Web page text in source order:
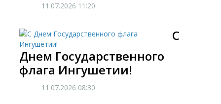
11.07.2026 11:20
​С
Днем Государственного
флага Ингушетии!
11.07.2026 08:30